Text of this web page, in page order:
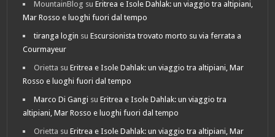
MountainBlog suEritrea e Isole Dahlak: un viaggio tra altipiani,
Mar Rosso e luoghi fuori dal tempo
tiranga login suEscursionista trovato morto su via ferrata a
Courmayeur
Orietta suEritrea e Isole Dahlak: un viaggio tra altipiani, Mar
Rosso e luoghi fuori dal tempo
Marco Di Gangi suEritrea e Isole Dahlak: un viaggio tra
altipiani, Mar Rosso e luoghi fuori dal tempo
Orietta suEritrea e Isole Dahlak: un viaggio tra altipiani, Mar